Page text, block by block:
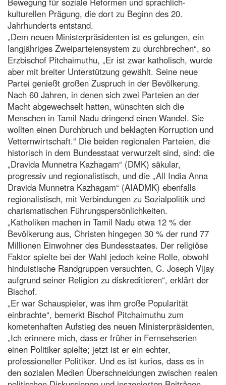
kulturellen Prägung, die dort zu Beginn des 20.
Jahrhunderts entstand.
„Dem neuen Ministerpräsidenten ist es gelungen, ein
langjähriges Zweiparteiensystem zu durchbrechen“, so
Erzbischof Pitchaimuthu, „Er ist zwar katholisch, wurde
aber mit breiter Unterstützung gewählt. Seine neue
Partei genießt großen Zuspruch in der Bevölkerung.
Nach 60 Jahren, in denen sich zwei Parteien an der
Macht abgewechselt hatten, wünschten sich die
Menschen in Tamil Nadu dringend einen Wandel. Sie
wollten einen Durchbruch und beklagten Korruption und
Vetternwirtschaft.“ Die beiden regionalen Parteien, die
historisch in dem Bundesstaat verwurzelt sind, sind: die
„Dravida Munnetra Kazhagam“ (DMK) säkular,
progressiv und regionalistisch, und die „All India Anna
Dravida Munnetra Kazhagam“ (AIADMK) ebenfalls
regionalistisch, mit Verbindungen zu Sozialpolitik und
charismatischen Führungspersönlichkeiten.
„Katholiken machen in Tamil Nadu etwa 12 % der
Bevölkerung aus, Christen hingegen 30 % der rund 77
Millionen Einwohner des Bundesstaates. Der religiöse
Faktor spielte bei der Wahl jedoch keine Rolle, obwohl
hinduistische Randgruppen versuchten, C. Joseph Vijay
aufgrund seiner Religion zu diskreditieren“, erklärt der
Bischof.
„Er war Schauspieler, was ihm große Popularität
einbrachte“, bemerkt Bischof Pitchaimuthu zum
kometenhaften Aufstieg des neuen Ministerpräsidenten,
„Ich erinnere mich, dass er früher in Fernsehserien
einen Politiker spielte; jetzt ist er ein echter,
professioneller Politiker. Und es ist kurios, dass es in
den sozialen Medien Überschneidungen zwischen realen